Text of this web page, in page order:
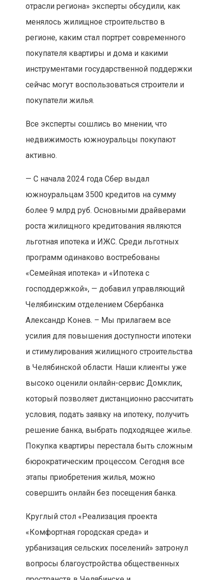
отрасли региона» эксперты обсудили, как
менялось жилищное строительство в
регионе, каким стал портрет современного
покупателя квартиры и дома и какими
инструментами государственной поддержки
сейчас могут воспользоваться строители и
покупатели жилья.
Все эксперты сошлись во мнении, что
недвижимость южноуральцы покупают
активно.
— С начала 2024 года Сбер выдал
южноуральцам 3500 кредитов на сумму
более 9 млрд руб. Основными драйверами
роста жилищного кредитования являются
льготная ипотека и ИЖС. Среди льготных
программ одинаково востребованы
«Семейная ипотека» и «Ипотека с
господдержкой», — добавил управляющий
Челябинским отделением Сбербанка
Александр Конев. – Мы прилагаем все
усилия для повышения доступности ипотеки
и стимулирования жилищного строительства
в Челябинской области. Наши клиенты уже
высоко оценили онлайн-сервис Домклик,
который позволяет дистанционно рассчитать
условия, подать заявку на ипотеку, получить
решение банка, выбрать подходящее жилье.
Покупка квартиры перестала быть сложным
бюрократическим процессом. Сегодня все
этапы приобретения жилья, можно
совершить онлайн без посещения банка.
Круглый стол «Реализация проекта
«Комфортная городская среда» и
урбанизация сельских поселений» затронул
вопросы благоустройства общественных